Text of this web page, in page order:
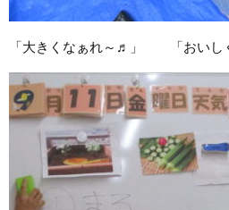
「大きくなぁれ～♬」 「おいし